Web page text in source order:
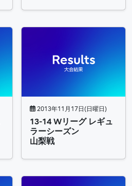
2013年11月17日(日曜日)
13-14 Wリーグ レギュ
ラーシーズン
山梨戦